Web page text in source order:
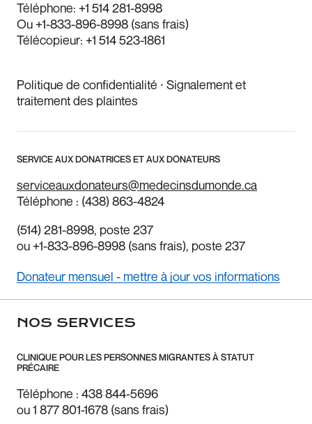
Téléphone: +1 514 281-8998
Ou +1-833-896-8998(sans frais)
Télécopieur: +1 514 523-1861
Politique de confidentialité ⸱ Signalement et
traitement des plaintes
SERVICE AUX DONATRICES ET AUX DONATEURS
serviceauxdonateurs@medecinsdumonde.ca
Téléphone : (438) 863-4824
(514) 281-8998, poste 237
ou +1-833-896-8998(sans frais), poste 237
Donateur mensuel - mettre à jour vos informations
NOS SERVICES
CLINIQUE POUR LES PERSONNES MIGRANTES À STATUT
PRÉCAIRE
Téléphone : 438 844-5696
ou 1 877 801-1678 (sans frais)